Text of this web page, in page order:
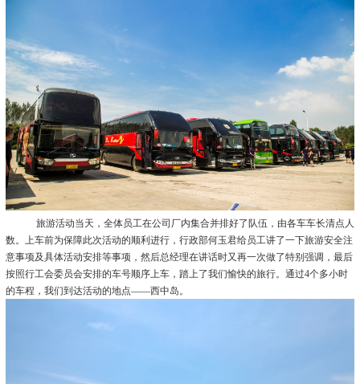
旅游活动当天，全体员工在公司厂内集合并排好了队伍，由各车车长清点人
数。上车前为保障此次活动的顺利进行，行政部何玉君给员工讲了一下旅游安全注
意事项及具体活动安排等事项，然后总经理在讲话时又再一次做了特别强调，最后
按照行工会委员会安排的车号顺序上车，踏上了我们愉快的旅行。通过4个多小时
的车程，我们到达活动的地点——西中岛。